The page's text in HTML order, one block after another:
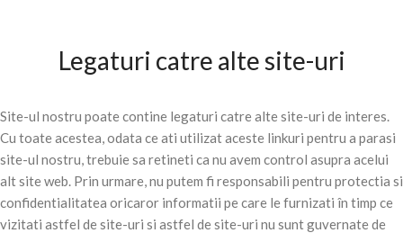
Legaturi catre alte site-uri
Site-ul nostru poate contine legaturi catre alte site-uri de interes.
Cu toate acestea, odata ce ati utilizat aceste linkuri pentru a parasi
site-ul nostru, trebuie sa retineti ca nu avem control asupra acelui
alt site web. Prin urmare, nu putem fi responsabili pentru protectia si
confidentialitatea oricaror informatii pe care le furnizati în timp ce
vizitati astfel de site-uri si astfel de site-uri nu sunt guvernate de